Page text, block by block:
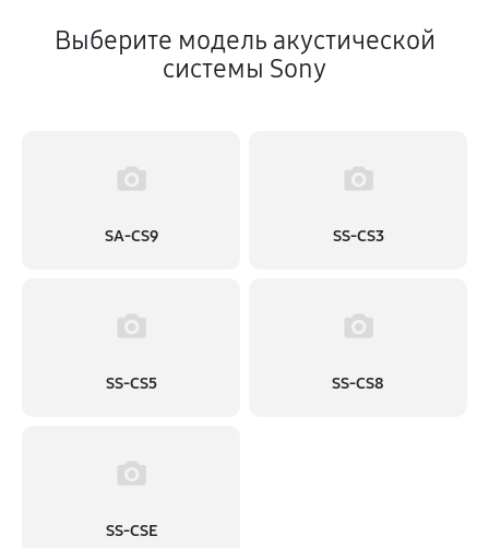
Выберите модель акустической
системы Sony
SA-CS9 SS-CS3
SS-CS5 SS-CS8
SS-CSE